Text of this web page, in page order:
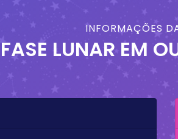
INFORMAÇÕES
FASE LUNAR EM